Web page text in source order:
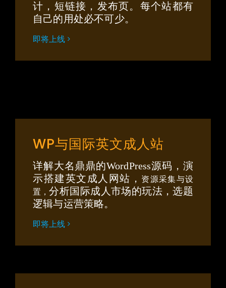
计，短链接，发布页。每个站都有
自己的用处必不可少。
即将上线
WP与国际英文成人站
详解大名鼎鼎的WordPress源码，演
示搭建英文成人网站，
资源采集与设
置，分析国际成人市场的玩法，选题
逻辑与运营策略。
即将上线